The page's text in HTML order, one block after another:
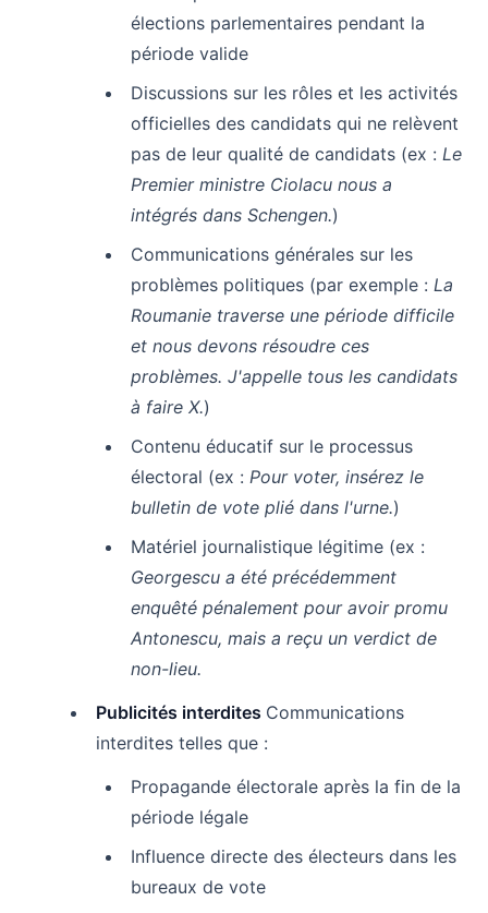
élections parlementaires pendant la
période valide
Discussions sur les rôles et les activités
officielles des candidats qui ne relèvent
pas de leur qualité de candidats (ex : Le
Premier ministre Ciolacu nous a
intégrés dans Schengen.)
Communications générales sur les
problèmes politiques (par exemple : La
Roumanie traverse une période difficile
et nous devons résoudre ces
problèmes. J'appelle tous les candidats
à faire X.)
Contenu éducatif sur le processus
électoral (ex : Pour voter, insérez le
bulletin de vote plié dans l'urne.)
Matériel journalistique légitime (ex :
Georgescu a été précédemment
enquêté pénalement pour avoir promu
Antonescu, mais a reçu un verdict de
non-lieu.
Publicités interdites Communications
interdites telles que :
Propagande électorale après la fin de la
période légale
Influence directe des électeurs dans les
bureaux de vote